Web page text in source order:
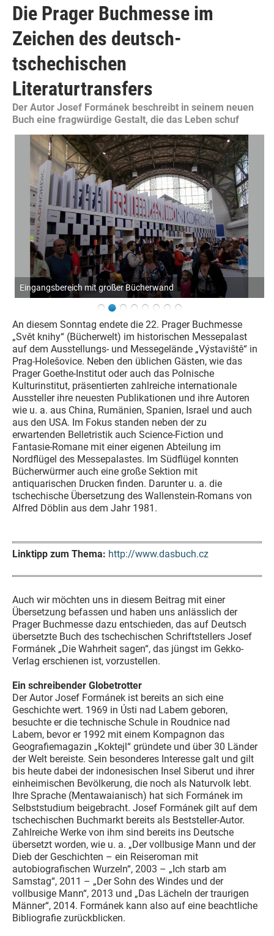
Die Prager Buchmesse im
Zeichen des deutsch-
tschechischen
Literaturtransfers
Der Autor Josef Formánek beschreibt in seinem neuen
Buch eine fragwürdige Gestalt, die das Leben schuf
Eingangsbereich mit großer Bücherwand
An diesem Sonntag endete die 22. Prager Buchmesse
„Svět knihy“ (Bücherwelt) im historischen Messepalast
auf dem Ausstellungs- und Messegelände „Výstaviště“ in
Prag-Holešovice. Neben den üblichen Gästen, wie das
Prager Goethe-Institut oder auch das Polnische
Kulturinstitut, präsentierten zahlreiche internationale
Aussteller ihre neuesten Publikationen und ihre Autoren
wie u. a. aus China, Rumänien, Spanien, Israel und auch
aus den USA. Im Fokus standen neben der zu
erwartenden Belletristik auch Science-Fiction und
Fantasie-Romane mit einer eigenen Abteilung im
Nordflügel des Messepalastes. Im Südflügel konnten
Bücherwürmer auch eine große Sektion mit
antiquarischen Drucken finden. Darunter u. a. die
tschechische Übersetzung des Wallenstein-Romans von
Alfred Döblin aus dem Jahr 1981.
Linktipp zum Thema: http://www.dasbuch.cz
Auch wir möchten uns in diesem Beitrag mit einer
Übersetzung befassen und haben uns anlässlich der
Prager Buchmesse dazu entschieden, das auf Deutsch
übersetzte Buch des tschechischen Schriftstellers Josef
Formánek „Die Wahrheit sagen“, das jüngst im Gekko-
Verlag erschienen ist, vorzustellen.
Ein schreibender Globetrotter
Der Autor Josef Formánek ist bereits an sich eine
Geschichte wert. 1969 in Ústi nad Labem geboren,
besuchte er die technische Schule in Roudnice nad
Labem, bevor er 1992 mit einem Kompagnon das
Geografiemagazin „Koktejl“ gründete und über 30 Länder
der Welt bereiste. Sein besonderes Interesse galt und gilt
bis heute dabei der indonesischen Insel Siberut und ihrer
einheimischen Bevölkerung, die noch als Naturvolk lebt.
Ihre Sprache (Mentawaianisch) hat sich Formánek im
Selbststudium beigebracht. Josef Formánek gilt auf dem
tschechischen Buchmarkt bereits als Beststeller-Autor.
Zahlreiche Werke von ihm sind bereits ins Deutsche
übersetzt worden, wie u. a. „Der vollbusige Mann und der
Dieb der Geschichten – ein Reiseroman mit
autobiografischen Wurzeln“, 2003 – „Ich starb am
Samstag“, 2011 – „Der Sohn des Windes und der
vollbusige Mann“, 2013 und „Das Lächeln der traurigen
Männer“, 2014. Formánek kann also auf eine beachtliche
Bibliografie zurückblicken.